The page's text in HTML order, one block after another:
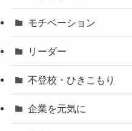
モチベーション
リーダー
不登校・ひきこもり
企業を元気に